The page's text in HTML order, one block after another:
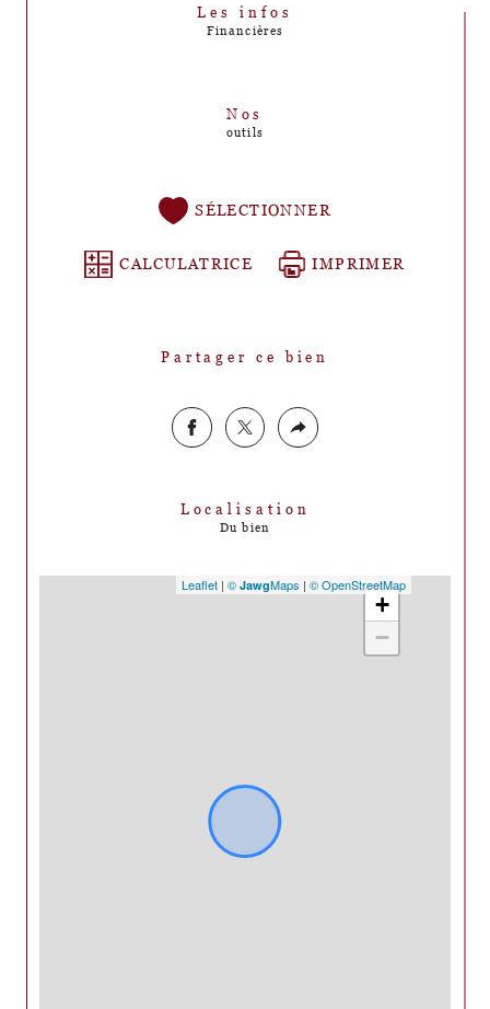
Les infos
Financières
Nos
outils
SÉLECTIONNER
CALCULATRICE IMPRIMER
Partager ce bien
Localisation
Du bien
+
−
Leaflet | © JawgMaps | © OpenStreetMap